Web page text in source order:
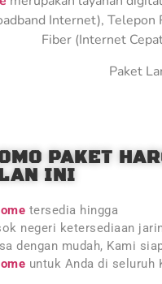
Internet), Telepon
Fiber (Internet
Paket
PAKET
INI
tersedia hingga
negeri ketersediaan
dengan mudah, Kami
untuk Anda di seluruh